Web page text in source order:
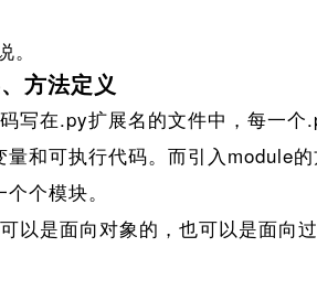
方法定义
在.py扩展名的文件中，每一个
量和可执行代码。而引入module
个模块。
是面向对象的，也可以是面向过